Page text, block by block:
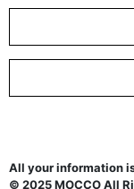
All your information
© 2025 MOCCO All